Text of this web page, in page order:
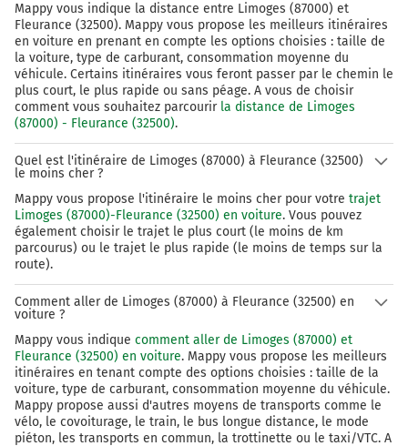
Mappy vous indique la distance entre Limoges (87000) et
Fleurance (32500). Mappy vous propose les meilleurs itinéraires
en voiture en prenant en compte les options choisies : taille de
la voiture, type de carburant, consommation moyenne du
véhicule. Certains itinéraires vous feront passer par le chemin le
plus court, le plus rapide ou sans péage. A vous de choisir
comment vous souhaitez parcourir la distance de Limoges
(87000) - Fleurance (32500).
Quel est l'itinéraire de Limoges (87000) à Fleurance (32500)
le moins cher ?
Mappy vous propose l'itinéraire le moins cher pour votre trajet
Limoges (87000)-Fleurance (32500) en voiture. Vous pouvez
également choisir le trajet le plus court (le moins de km
parcourus) ou le trajet le plus rapide (le moins de temps sur la
route).
Comment aller de Limoges (87000) à Fleurance (32500) en
voiture ?
Mappy vous indique comment aller de Limoges (87000) et
Fleurance (32500) en voiture. Mappy vous propose les meilleurs
itinéraires en tenant compte des options choisies : taille de la
voiture, type de carburant, consommation moyenne du véhicule.
Mappy propose aussi d'autres moyens de transports comme le
vélo, le covoiturage, le train, le bus longue distance, le mode
piéton, les transports en commun, la trottinette ou le taxi/VTC. A